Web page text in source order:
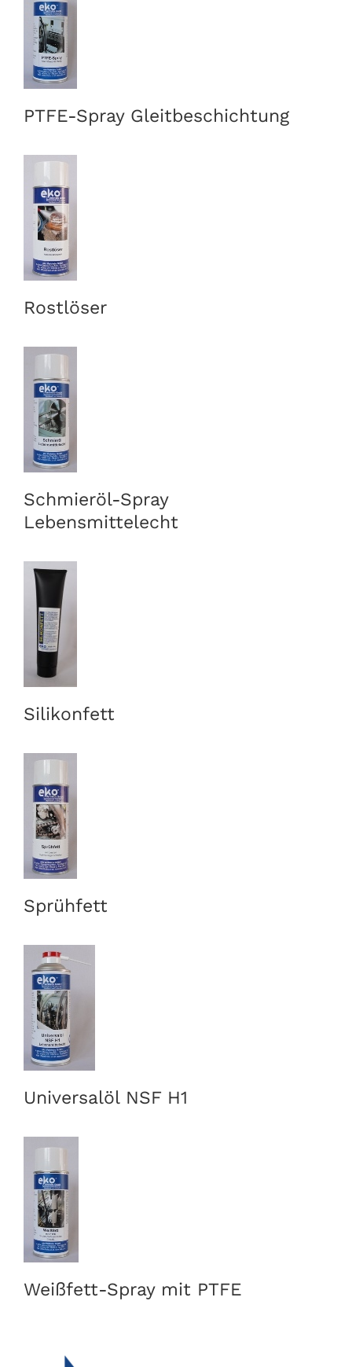
PTFE-Spray Gleitbeschichtung
Rostlöser
Schmieröl-Spray
Lebensmittelecht
Silikonfett
Sprühfett
Universalöl NSF H1
Weißfett-Spray mit PTFE